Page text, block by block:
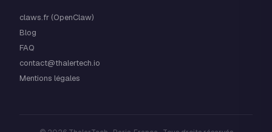
claws.fr (OpenClaw)
Blog
FAQ
contact@thalertech.io
Mentions légales